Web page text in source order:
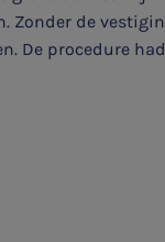
Zonder de
De procedure